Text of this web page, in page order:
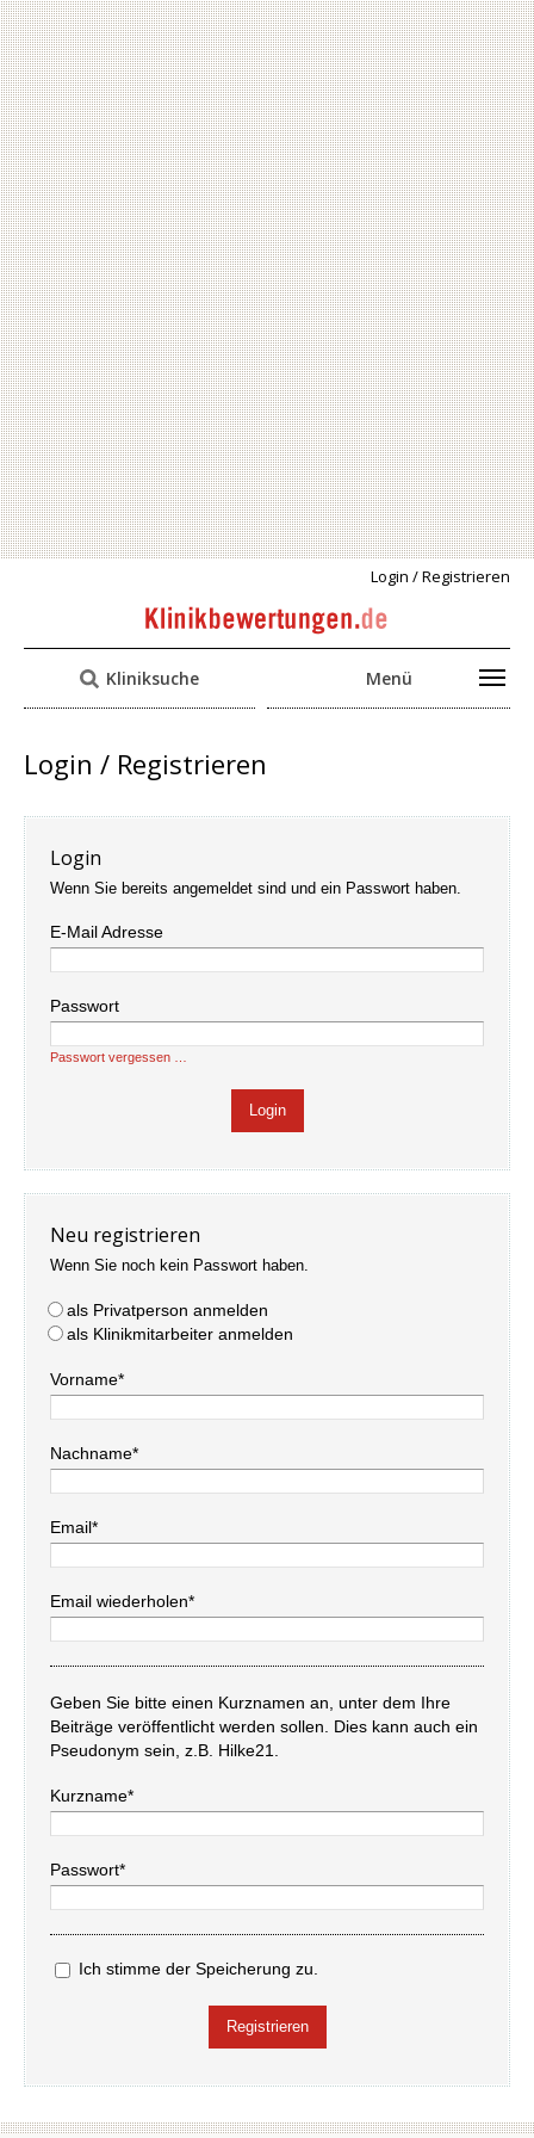
Login / Registrieren
Kliniksuche Menü
Login / Registrieren
Login
Wenn Sie bereits angemeldet sind und ein Passwort haben.
E-Mail Adresse
Passwort
Passwort vergessen …
Neu registrieren
Wenn Sie noch kein Passwort haben.
als Privatperson anmelden
als Klinikmitarbeiter anmelden
Vorname*
Nachname*
Email*
Email wiederholen*
Geben Sie bitte einen Kurznamen an, unter dem Ihre
Beiträge veröffentlicht werden sollen. Dies kann auch ein
Pseudonym sein, z.B. Hilke21.
Kurzname*
Passwort*
Ich stimme der Speicherung zu.